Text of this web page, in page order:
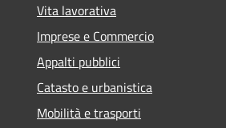
Vita lavorativa
Imprese e Commercio
Appalti pubblici
Catasto e urbanistica
Mobilità e trasporti